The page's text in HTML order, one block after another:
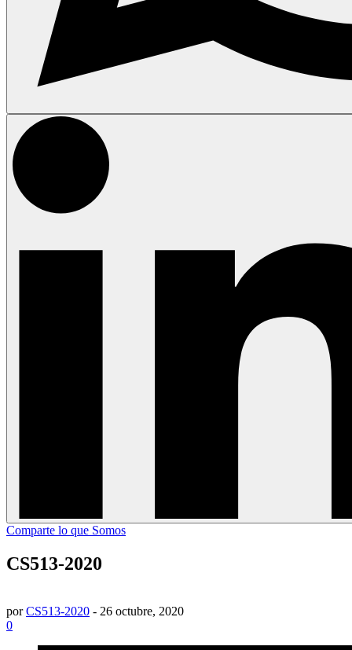
Comparte lo que Somos
CS513-2020
porCS513-2020 - 26 octubre, 2020
0